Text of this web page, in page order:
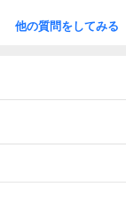
他の質問をしてみる